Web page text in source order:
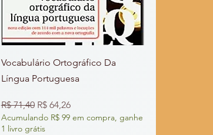
Vocabulário Ortográfico Da
Língua Portuguesa
Preço normal
R$ 71,40 Preço promocional
R$ 64,26
Acumulando R$ 99 em compra, ganhe
1 livro grátis